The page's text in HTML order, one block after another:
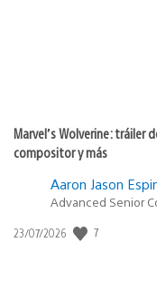
Marvel’s Wolverine: tráiler
compositor y más
Aaron Jason
Advanced Senior
Fecha
23/07/2026 7